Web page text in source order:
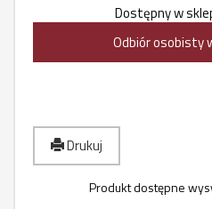
Dostępny w
Odbiór osobisty
Drukuj
Produkt dostępne